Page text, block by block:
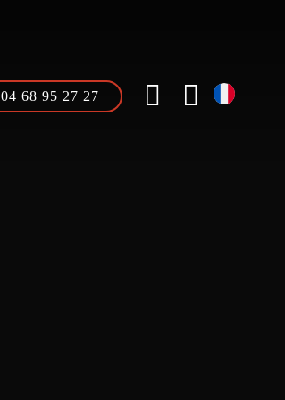
04 68 95 27 27